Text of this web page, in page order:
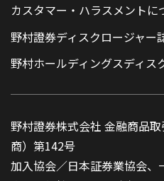
カスタマー・ハラスメントに
野村證券ディスクロージャー
野村ホールディングスディス
野村證券株式会社 金融商品
商）第142号
加入協会／日本証券業協会